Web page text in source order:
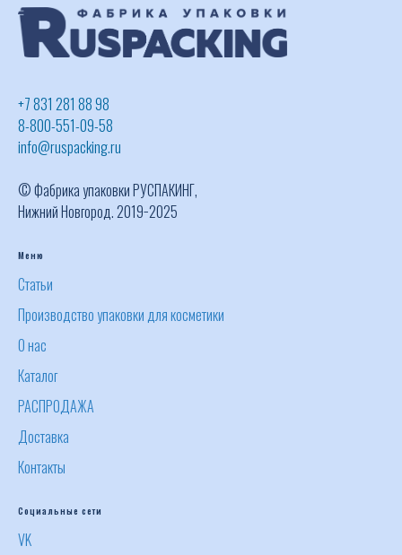
+7 831 281 88 98
8-800-551-09-58
info@ruspacking.ru
© Фабрика упаковки РУСПАКИНГ,
Нижний Новгород. 2019−2025
Меню
Статьи
Производство упаковки для косметики
О нас
Каталог
РАСПРОДАЖА
Доставка
Контакты
Социальные сети
VK